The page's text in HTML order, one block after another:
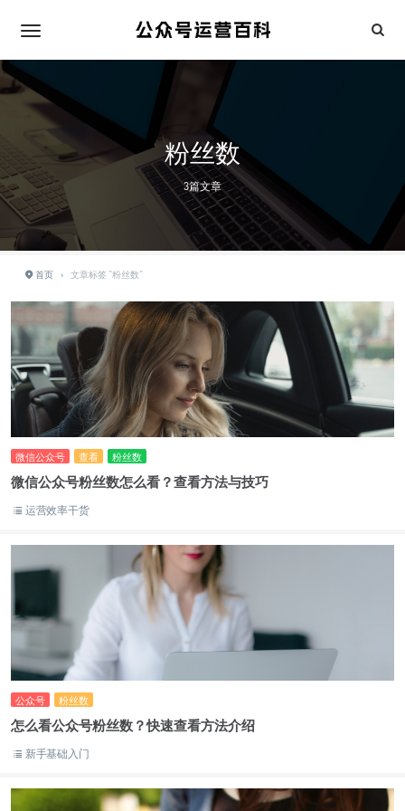
粉丝数
3篇文章
首页 › 文章标签 "粉丝数"
微信公众号 查看 粉丝数
微信公众号粉丝数怎么看？查看方法与技巧
运营效率干货
公众号 粉丝数
怎么看公众号粉丝数？快速查看方法介绍
新手基础入门